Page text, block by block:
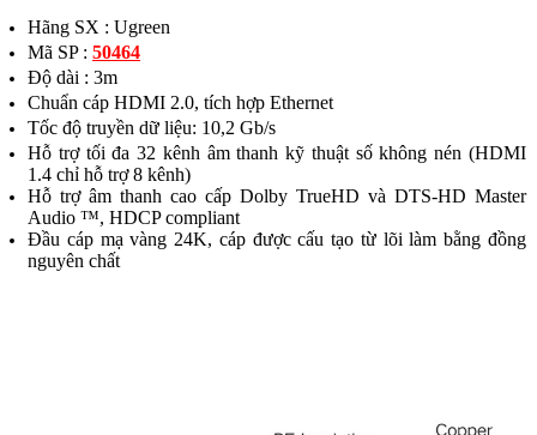
Hãng SX : Ugreen
Mã SP : 50464
Độ dài : 3m
Chuẩn cáp HDMI 2.0, tích hợp Ethernet
Tốc độ truyền dữ liệu: 10,2 Gb/s
Hỗ trợ tối đa 32 kênh âm thanh kỹ thuật số không nén (HDMI
1.4 chỉ hỗ trợ 8 kênh)
Hỗ trợ âm thanh cao cấp Dolby TrueHD và DTS-HD Master
Audio ™, HDCP compliant
Đầu cáp mạ vàng 24K, cáp được cấu tạo từ lõi làm bằng đồng
nguyên chất